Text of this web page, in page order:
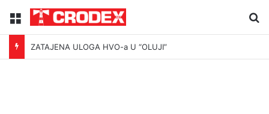
Menu
ZATAJENA ULOGA HVO-a U “OLUJI”